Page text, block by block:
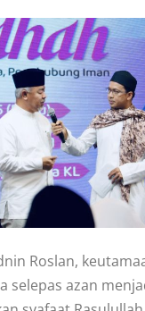
Roslan,
selepas azan